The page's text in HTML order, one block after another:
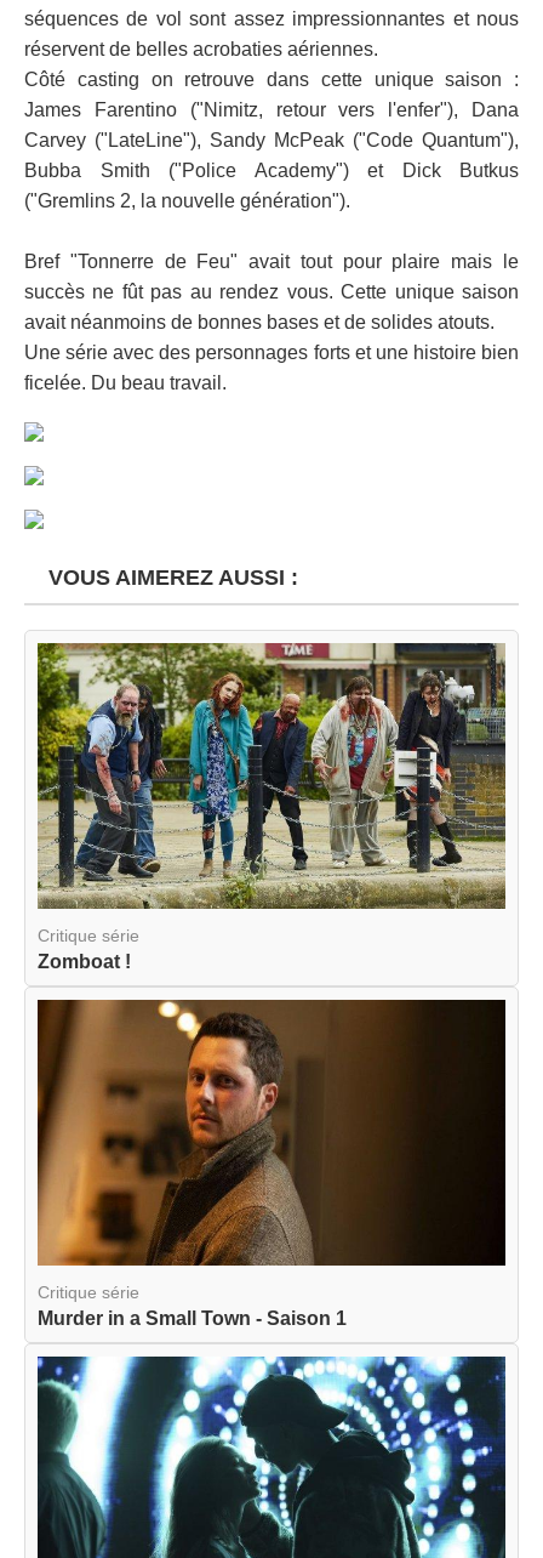
séquences de vol sont assez impressionnantes et nous
réservent de belles acrobaties aériennes.
Côté casting on retrouve dans cette unique saison :
James Farentino ("Nimitz, retour vers l'enfer"), Dana
Carvey ("LateLine"), Sandy McPeak ("Code Quantum"),
Bubba Smith ("Police Academy") et Dick Butkus
("Gremlins 2, la nouvelle génération").
Bref "Tonnerre de Feu" avait tout pour plaire mais le
succès ne fût pas au rendez vous. Cette unique saison
avait néanmoins de bonnes bases et de solides atouts.
Une série avec des personnages forts et une histoire bien
ficelée. Du beau travail.
VOUS AIMEREZ AUSSI :
Critique série
Zomboat !
Critique série
Murder in a Small Town - Saison 1